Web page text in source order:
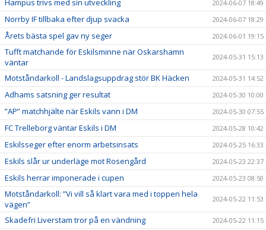
2024-06-07 18:49
Norrby IF tillbaka efter djup svacka 2024-06-07 18:29
Årets bästa spel gav ny seger 2024-06-01 19:15
Tufft matchande för Eskilsminne när Oskarshamn
väntar
2024-05-31 15:13
Motståndarkoll - Landslagsuppdrag stör BK Häcken 2024-05-31 14:52
Adhams satsning ger resultat 2024-05-30 10:00
”AP” matchhjälte när Eskils vann i DM 2024-05-30 07:55
FC Trelleborg väntar Eskils i DM 2024-05-28 10:42
Eskilsseger efter enorm arbetsinsats 2024-05-25 16:33
Eskils slår ur underläge mot Rosengård 2024-05-23 22:37
Eskils herrar imponerade i cupen 2024-05-23 08:50
Motståndarkoll: ”Vi vill så klart vara med i toppen hela
vägen”
2024-05-22 11:53
Skadefri Liverstam tror på en vändning 2024-05-22 11:15